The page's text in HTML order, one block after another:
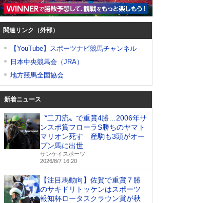
関連リンク（外部）
【YouTube】スポーツナビ競馬チャンネル
日本中央競馬会（JRA）
地方競馬全国協会
新着ニュース
〝二刀流〟で重賞4勝…2006年サ
ンスポ賞フローラS勝ちのヤマト
マリオン死す 産駒も3頭がオー
プン馬に出世
サンケイスポーツ
2026/8/7 16:20
【注目馬動向】佐賀で重賞７勝
のサキドリトッケンはスポーツ
報知杯ロータスクラウン賞が秋